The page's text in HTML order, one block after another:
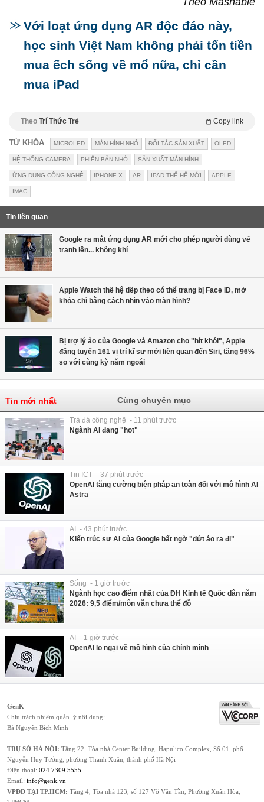
Với loạt ứng dụng AR độc đáo này,
học sinh Việt Nam không phải tốn tiền
mua ếch sống về mổ nữa, chỉ cần
mua iPad
Theo Trí Thức Trẻ Copy link
TỪ KHÓA MICROLED MÀN HÌNH NHỎ ĐỐI TÁC SẢN XUẤT OLED
HỆ THỐNG CAMERA PHIÊN BẢN NHỎ SẢN XUẤT MÀN HÌNH
ỨNG DỤNG CÔNG NGHỆ IPHONE X AR IPAD THẾ HỆ MỚI APPLE
IMAC
Tin liên quan
Google ra mắt ứng dụng AR mới cho phép người dùng vẽ
tranh lên... không khí
Apple Watch thế hệ tiếp theo có thể trang bị Face ID, mở
khóa chỉ bằng cách nhìn vào màn hình?
Bị trợ lý ảo của Google và Amazon cho "hít khói", Apple
đăng tuyển 161 vị trí kĩ sư mới liên quan đến Siri, tăng 96%
so với cùng kỳ năm ngoái
Tin mới nhất Cùng chuyên mục
Trà đá công nghệ - 11 phút trước
Ngành AI đang "hot"
Tin ICT - 37 phút trước
OpenAI tăng cường biện pháp an toàn đối với mô hình AI
Astra
AI - 43 phút trước
Kiến trúc sư AI của Google bất ngờ "dứt áo ra đi"
Sống - 1 giờ trước
Ngành học cao điểm nhất của ĐH Kinh tế Quốc dân năm
2026: 9,5 điểm/môn vẫn chưa thể đỗ
AI - 1 giờ trước
OpenAI lo ngại về mô hình của chính mình
GenK
Chịu trách nhiệm quản lý nội dung:
Bà Nguyễn Bích Minh
TRỤ SỞ HÀ NỘI: Tầng 22, Tòa nhà Center Building, Hapulico Complex, Số 01, phố
Nguyễn Huy Tưởng, phường Thanh Xuân, thành phố Hà Nội
Điện thoại: 024 7309 5555.
Email: info@genk.vn
VPĐD TẠI TP.HCM: Tầng 4, Tòa nhà 123, số 127 Võ Văn Tần, Phường Xuân Hòa,